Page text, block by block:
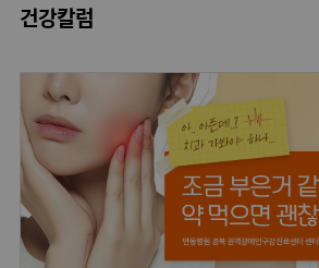
건강칼럼